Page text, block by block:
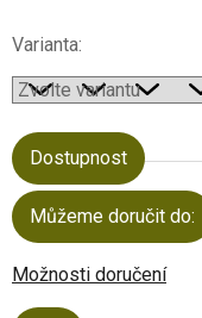
Varianta:
Dostupnost
Můžeme doručit do:
Možnosti doručení